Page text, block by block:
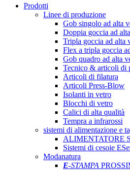
Prodotti
Linee di produzione
Gob singolo ad alta
Doppia goccia ad
Tripla goccia ad alta
Flex a tripla goccia
Gob quadro ad alta
Tecnico & articoli di
Articoli di filatura
Articoli Press-Blow
Isolanti in vetro
Blocchi di vetro
Calici di alta qualità
Tempra a infrarossi
sistemi di alimentazione e
ALIMENTATORE
Sistemi di cesoie
Modanatura
E-STAMPA